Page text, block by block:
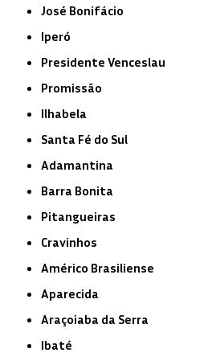
José Bonifácio
Iperó
Presidente Venceslau
Promissão
Ilhabela
Santa Fé do Sul
Adamantina
Barra Bonita
Pitangueiras
Cravinhos
Américo Brasiliense
Aparecida
Araçoiaba da Serra
Ibaté